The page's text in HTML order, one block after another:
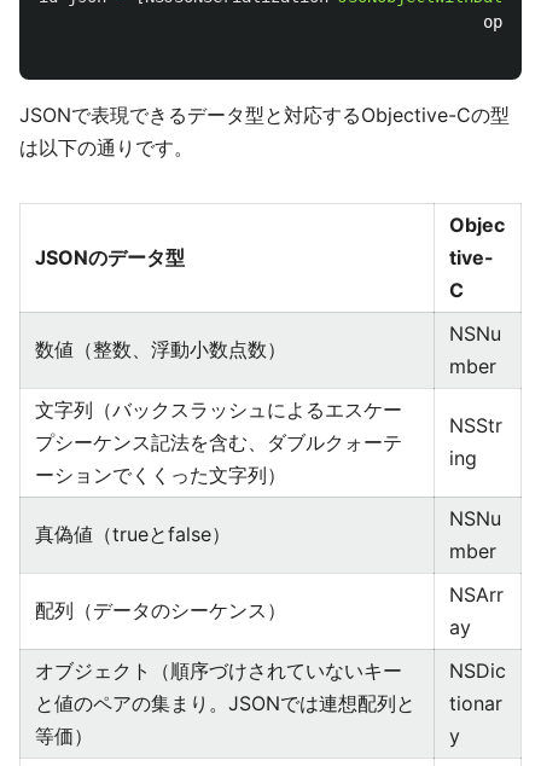
JSONで表現できるデータ型と対応するObjective-Cの型
は以下の通りです。
JSONのデータ型
Objec
tive-
C
数値（整数、浮動小数点数）
NSNu
mber
文字列（バックスラッシュによるエスケー
プシーケンス記法を含む、ダブルクォーテ
ーションでくくった文字列）
NSStr
ing
真偽値（trueとfalse）
NSNu
mber
配列（データのシーケンス）
NSArr
ay
オブジェクト（順序づけされていないキー
と値のペアの集まり。JSONでは連想配列と
等価）
NSDic
tionar
y